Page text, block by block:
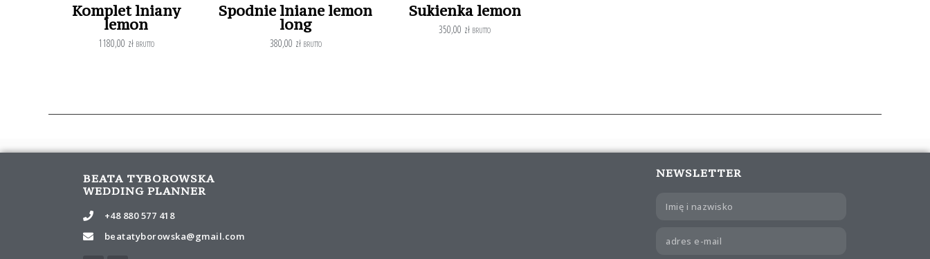
Komplet lniany
lemon
1180,00 zł BRUTTO
Spodnie lniane lemon
long
380,00 zł BRUTTO
Sukienka lemon
350,00 zł BRUTTO
BEATA TYBOROWSKA
WEDDING PLANNER
+48 880 577 418
beatatyborowska@gmail.com
NEWSLETTER